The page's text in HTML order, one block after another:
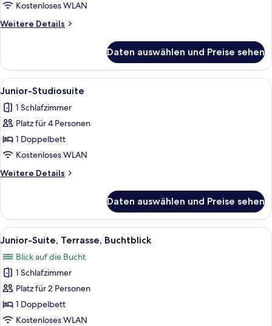
Kostenloses WLAN
Weitere Details
Weitere
Daten auswählen und Preise sehen
Alle
Fotos
für
Junior-
Studiosuite
anzeigen
Ein Hotelzimmer mit einem Bett,
1
Junior-Studiosuite
1 Schlafzimmer
Platz für 4 Personen
1 Doppelbett
Kostenloses WLAN
Weitere Details
Weitere
Studiosuite
Daten auswählen und Preise sehen
Alle
Fotos
für
Junior-
Suite,
Terrasse,
Buchtblick
Ein modernes Hotelzimmer mit
4
Junior-Suite, Terrasse, Buchtblick
Blick auf die Bucht
1 Schlafzimmer
Platz für 2 Personen
1 Doppelbett
Kostenloses WLAN